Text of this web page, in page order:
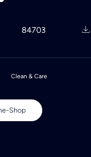
84703
Clean & Care
Shop